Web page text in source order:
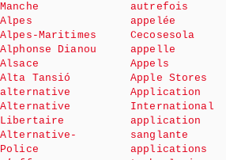
Manche
Alpes
Alpes-Maritimes
Alphonse Dianou
Alsace
Alta Tansió
alternative
Alternative
Libertaire
Alternative-
Police
autrefois
appelée
Cecosesola
appelle
Appels
Apple Stores
Application
International
application
sanglante
applications